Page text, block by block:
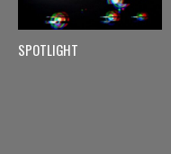
SPOTLIGHT